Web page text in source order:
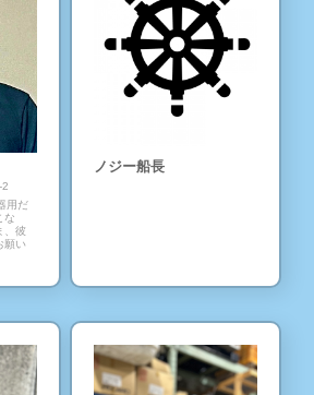
2
用だ
な
、彼
願い
ノジー船長